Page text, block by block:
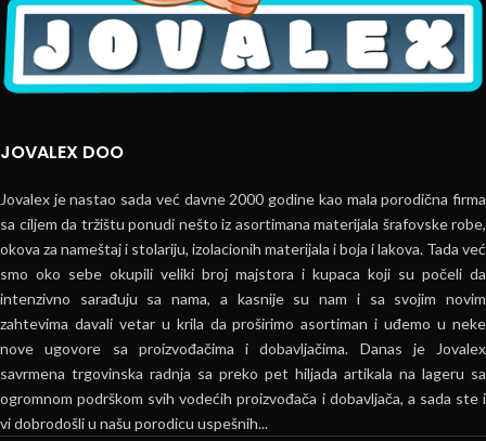
JOVALEX DOO
Jovalex je nastao sada već davne 2000 godine kao mala porodična firma
sa ciljem da tržištu ponudi nešto iz asortimana materijala šrafovske robe,
okova za nameštaj i stolariju, izolacionih materijala i boja i lakova. Tada već
smo oko sebe okupili veliki broj majstora i kupaca koji su počeli da
intenzivno sarađuju sa nama, a kasnije su nam i sa svojim novim
zahtevima davali vetar u krila da proširimo asortiman i uđemo u neke
nove ugovore sa proizvođačima i dobavljačima. Danas je Jovalex
savrmena trgovinska radnja sa preko pet hiljada artikala na lageru sa
ogromnom podrškom svih vodećih proizvođača i dobavljača, a sada ste i
vi dobrodošli u našu porodicu uspešnih...